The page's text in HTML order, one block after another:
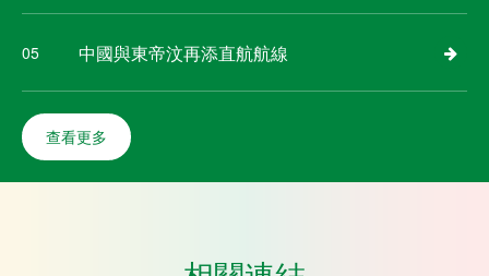
05 中國與東帝汶再添直航航線
查看更多